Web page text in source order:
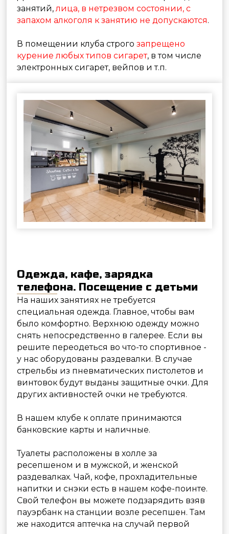
решите переодеться во что-то спортивное -
у нас оборудованы раздевалки. В случае
стрельбы из пневматических пистолетов и
других активностей очки не требуются.
В нашем клубе к оплате принимаются
банковские карты и наличные.
Туалеты расположены в холле за
ресепшеном и в мужской, и женской
раздевалках. Чай, кофе, прохладительные
напитки и снэки есть в нашем кофе-поинте.
Свой телефон вы можете подзарядить взяв
пауэрбанк на станции возле ресепшен. Там
же находится аптечка на случай первой
помощи.
Дети всегда должны находиться под
присмотром родителей или опекунов. В
нашем клубе есть активности для детей
старше 8 лет.
Для того чтобы организовать посещение
для людей с особенностями необходимо
предварительно позвонить по основному
Одежда, кафе, зарядка
телефона. Посещение с детьми
инструктора. Продолжительность составляет
1 час. Занятия начинаются каждый час (в
12:00, 13:00 и т.д.). Если вы задерживаетесь
присоединиться, но продлить занятие до